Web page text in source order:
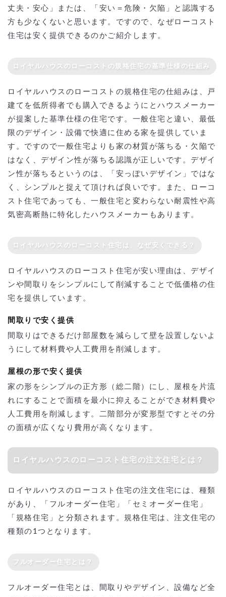
丈夫・安心」または、「安い＝危険・欠陥」と認識する
方も少なくないと思います。ですので、なぜローコスト
住宅は安く提供できるのかご紹介します。
ロイヤルハウスのローコストの規格住宅の基準仕様の仕組み
ロイヤルハウスのローコストの規格住宅の仕組みは、戸
建てを低所得者でも購入できるようにとハウスメーカー
が提案した基準仕様の住宅です。一般住宅と違い、最低
限のデザイン・設備で快適に住める家を提供していま
す。ですので一般住宅よりも家の材質が落ちる・欠陥で
はなく、デザイン性が落ちる認識が正しいです。デザイ
ン性が落ちるというのは、「安っぽいデザイン」ではな
く、シンプルと捉えて頂ければ良いです。また、ローコ
スト住宅であっても、一般住宅と変わらない耐震性や高
気密高断熱に特化したハウスメーカーもあります。
ロイヤルハウスのローコスト住宅は、なぜ安くできる？
ロイヤルハウスのローコスト住宅が安い理由は、デザイ
ンや間取りをシンプルにして削減することで低価格の住
宅を提供しています。
間取りで安く提供
間取りはできるだけ部屋数を減らして壁を設置しないよ
うにして材料費や人工費用を削減します。
屋根の形で安く提供
家の形をシンプルの正方形（総二階）にし、屋根を片流
れにすることで面積を最小に抑えることができ材料費や
人工費用を削減します。二階部分が変形型ですとその分
の面積が広くなり費用が高くなります。
ロイヤルハウスのローコスト住宅の注文住宅とは？
ロイヤルハウスのローコスト住宅の注文住宅には、種類
があり、「フルオーダー住宅」「セミオーダー住宅」
「規格住宅」と分類されます。規格住宅は、注文住宅の
種類の1つとなります。
フルオーダー住宅とは？
フルオーダー住宅とは、間取りやデザイン、設備など全